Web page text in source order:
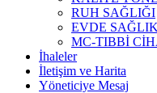
RUH SAĞLIĞI
EVDE
MC-TIBBİ
İhaleler
İletişim ve Harita
Yöneticiye Mesaj